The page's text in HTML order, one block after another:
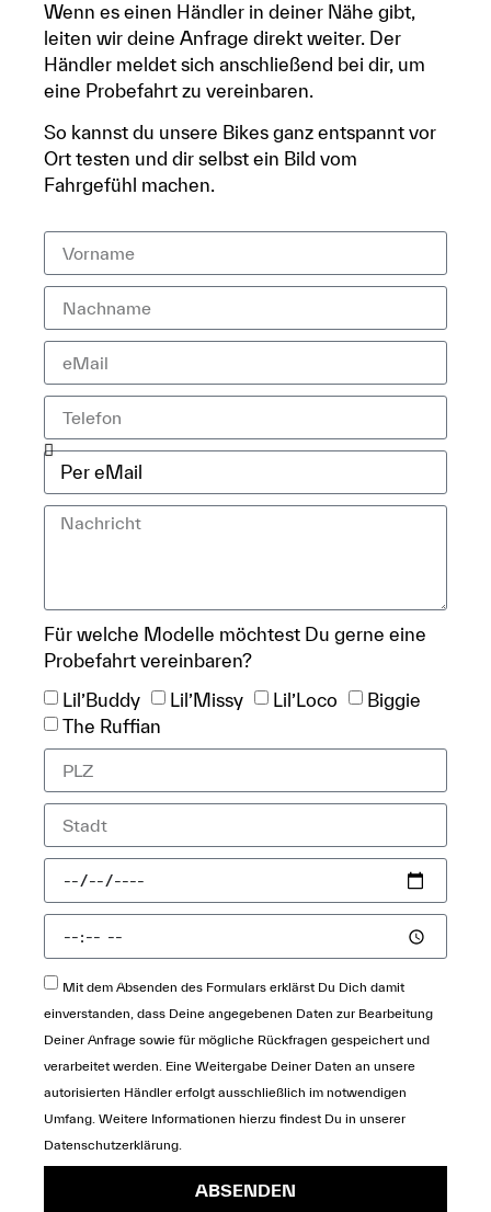
Wenn es einen Händler in deiner Nähe gibt,
leiten wir deine Anfrage direkt weiter. Der
Händler meldet sich anschließend bei dir, um
eine Probefahrt zu vereinbaren.
So kannst du unsere Bikes ganz entspannt vor
Ort testen und dir selbst ein Bild vom
Fahrgefühl machen.
Für welche Modelle möchtest Du gerne eine
Probefahrt vereinbaren?
Lil’Buddy
Lil’Missy Lil’Loco
Biggie
The Ruffian
Mit dem Absenden des Formulars erklärst Du Dich damit
einverstanden, dass Deine angegebenen Daten zur Bearbeitung
Deiner Anfrage sowie für mögliche Rückfragen gespeichert und
verarbeitet werden. Eine Weitergabe Deiner Daten an unsere
autorisierten Händler erfolgt ausschließlich im notwendigen
Umfang. Weitere Informationen hierzu findest Du in unserer
Datenschutzerklärung
ABSENDEN